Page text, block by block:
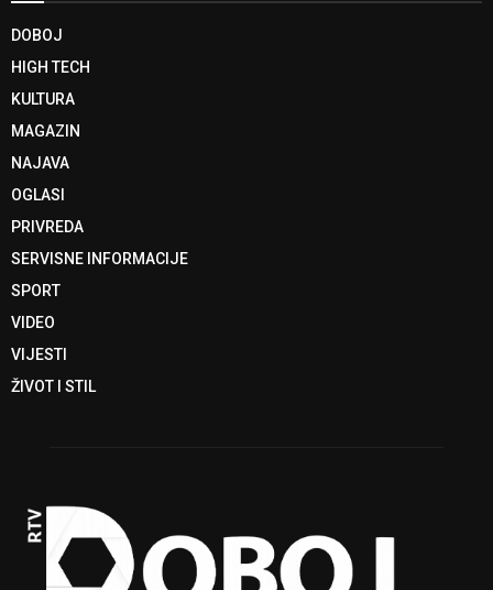
DOBOJ
HIGH TECH
KULTURA
MAGAZIN
NAJAVA
OGLASI
PRIVREDA
SERVISNE INFORMACIJE
SPORT
VIDEO
VIJESTI
ŽIVOT I STIL